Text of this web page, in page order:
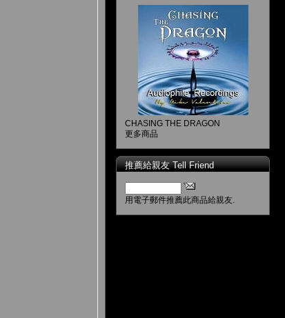
CHASING THE DRAGON
更多商品
推薦給親友 Tell Friend
用電子郵件推薦此商品給親友.